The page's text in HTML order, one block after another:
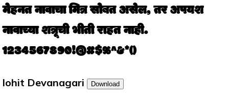
मेहनत नावाचा मित्र सोबत असेल, तर अपयश
नावाच्या शत्रूची भीती राहत नाही.
1234567890!@#$%^&*()
lohit Devanagari Download